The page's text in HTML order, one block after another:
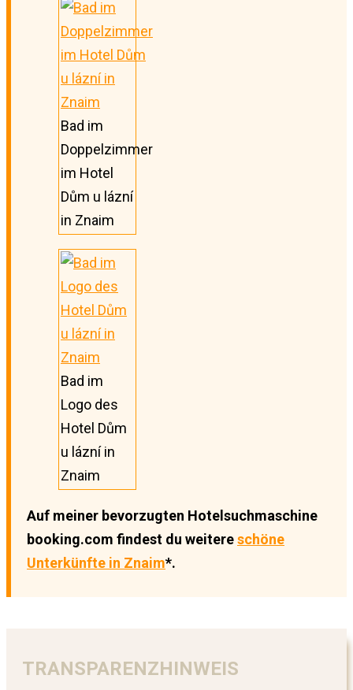
Bad im
Doppelzimmer
im Hotel
Dům u lázní
in Znaim
Bad im
Logo des
Hotel Dům
u lázní in
Znaim
Auf meiner bevorzugten Hotelsuchmaschine
booking.com findest du weitereschöne
Unterkünfte in Znaim*.
TRANSPARENZHINWEIS